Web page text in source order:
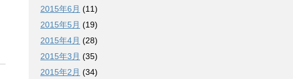
2015年6月 (11)
2015年5月 (19)
2015年4月 (28)
2015年3月 (35)
2015年2月 (34)